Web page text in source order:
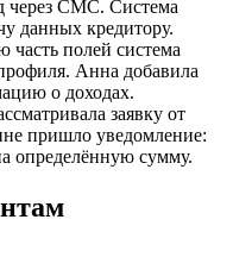
через СМС. Система
данных кредитору.
часть полей система
Анна добавила
о доходах.
заявку от
пришло уведомление:
определённую сумму.